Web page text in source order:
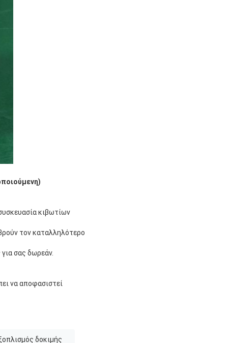
κιβωτίων
τον καταλληλότερο
σας δωρεάν.
να αποφασιστεί
δοκιμής